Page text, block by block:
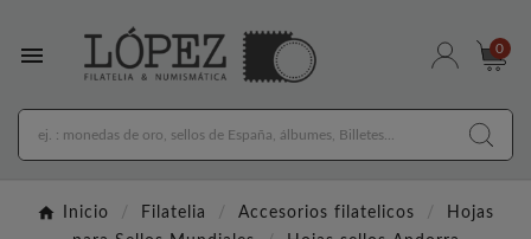
 0
Inicio Filatelia Accesorios filatelicos
Hojas